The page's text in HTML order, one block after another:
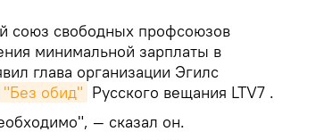
союз свободных профсоюзов
минимальной зарплаты в
глава организации Эгилс
"Без обид" Русского вещания LTV7 .
— сказал он.